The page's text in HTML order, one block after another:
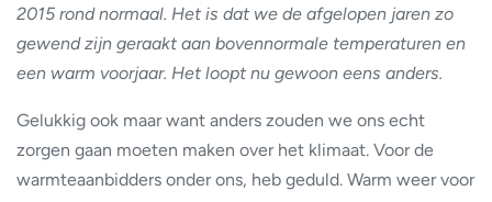
2015 rond normaal. Het is dat we de afgelopen jaren zo
gewend zijn geraakt aan bovennormale temperaturen en
een warm voorjaar. Het loopt nu gewoon eens anders.
Gelukkig ook maar want anders zouden we ons echt
zorgen gaan moeten maken over het klimaat. Voor de
warmteaanbidders onder ons, heb geduld. Warm weer voor